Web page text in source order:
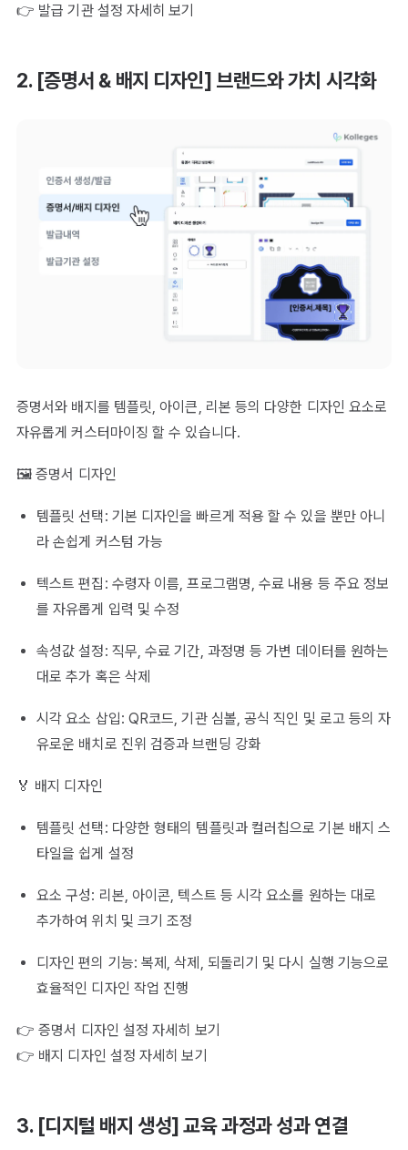
👉 발급 기관 설정 자세히 보기
2. [증명서 & 배지 디자인] 브랜드와 가치 시각화
증명서와 배지를 템플릿, 아이큰, 리본 등의 다양한 디자인 요소로
자유롭게 커스터마이징 할 수 있습니다.
🖼 증명서 디자인
템플릿 선택: 기본 디자인을 빠르게 적용 할 수 있을 뿐만 아니
라 손쉽게 커스텀 가능
텍스트 편집: 수령자 이름, 프로그램명, 수료 내용 등 주요 정보
를 자유롭게 입력 및 수정
속성값 설정: 직무, 수료 기간, 과정명 등 가변 데이터를 원하는
대로 추가 혹은 삭제
시각 요소 삽입: QR코드, 기관 심볼, 공식 직인 및 로고 등의 자
유로운 배치로 진위 검증과 브랜딩 강화
🏅 배지 디자인
템플릿 선택: 다양한 형태의 템플릿과 컬러칩으로 기본 배지 스
타일을 쉽게 설정
요소 구성: 리본, 아이콘, 텍스트 등 시각 요소를 원하는 대로
추가하여 위치 및 크기 조정
디자인 편의 기능: 복제, 삭제, 되돌리기 및 다시 실행 기능으로
효율적인 디자인 작업 진행
👉 증명서 디자인 설정 자세히 보기
👉 배지 디자인 설정 자세히 보기
3. [디지털 배지 생성] 교육 과정과 성과 연결